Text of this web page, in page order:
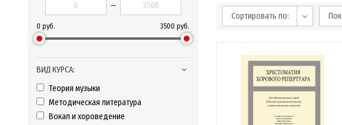
—
0 руб. 3500 руб.
ВИД КУРСА:
Теория музыки
Методическая литература
Вокал и хороведение
Сортировать по: